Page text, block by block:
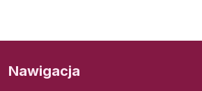
Nawigacja